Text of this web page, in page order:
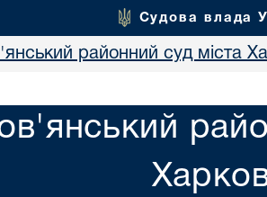
Судова влада
районний суд міста